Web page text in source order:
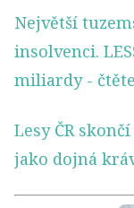
Největší
insolvenci.
miliardy-
Lesy ČR
jako dojná